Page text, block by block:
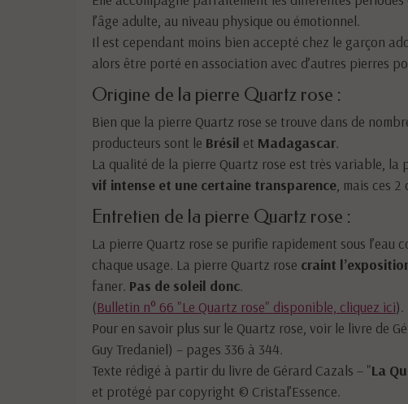
l’âge adulte, au niveau physique ou émotionnel.
Il est cependant moins bien accepté chez le garçon
alors être porté en association avec d’autres pierres
Origine de la pierre Quartz rose :
Bien que la pierre Quartz rose se trouve dans de
producteurs sont le Brésil et Madagascar.
La qualité de la pierre Quartz rose est très variable, la
vif intense et une certaine transparence , mais ces
Entretien de la pierre Quartz rose :
La pierre Quartz rose se purifie rapidement sous
chaque usage. La pierre Quartz rose craint
faner. Pas de soleil donc.
(Bulletin n° 66 "Le Quartz rose" disponible, cliquez ici).
Pour en savoir plus sur le Quartz rose, voir le livre de
Guy Tredaniel) – pages 336 à 344.
Texte rédigé à partir du livre de Gérard Cazals – "La
et protégé par copyright © Cristal’Essence.